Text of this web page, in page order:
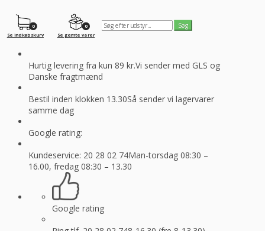
0
Se gemte varer
0
Se indkøbskurv
Hurtig levering fra kun 89 kr.Vi sender med GLS og
Danske fragtmænd
Bestil inden klokken 13.30Så sender vi lagervarer
samme dag
Google rating:
Kundeservice: 20 28 02 74Man-torsdag 08:30 –
16.00, fredag 08:30 – 13.30
Google rating